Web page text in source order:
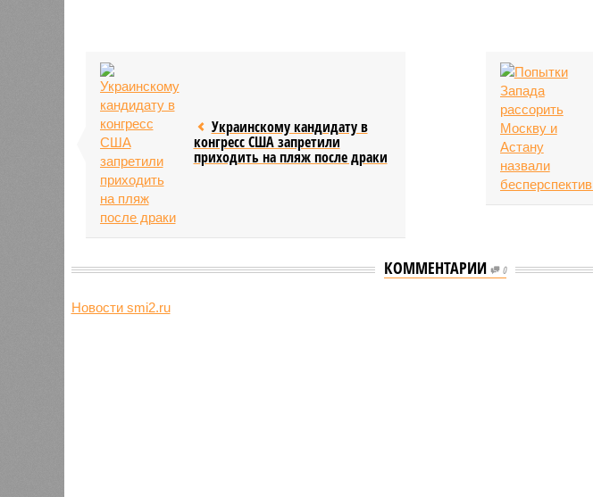
Украинскому кандидату в
конгресс США запретили
приходить на пляж после драки
КОММЕНТАРИИ 0
Новости smi2.ru